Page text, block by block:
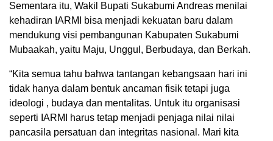
Sementara itu, Wakil Bupati Sukabumi Andreas menilai
kehadiran IARMI bisa menjadi kekuatan baru dalam
mendukung visi pembangunan Kabupaten Sukabumi
Mubaakah, yaitu Maju, Unggul, Berbudaya, dan Berkah.
“Kita semua tahu bahwa tantangan kebangsaan hari ini
tidak hanya dalam bentuk ancaman fisik tetapi juga
ideologi , budaya dan mentalitas. Untuk itu organisasi
seperti IARMI harus tetap menjadi penjaga nilai nilai
pancasila persatuan dan integritas nasional. Mari kita